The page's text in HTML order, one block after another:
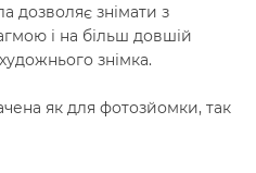
дозволяє знімати з
і на більш довшій
знімка.
як для фотозйомки, так